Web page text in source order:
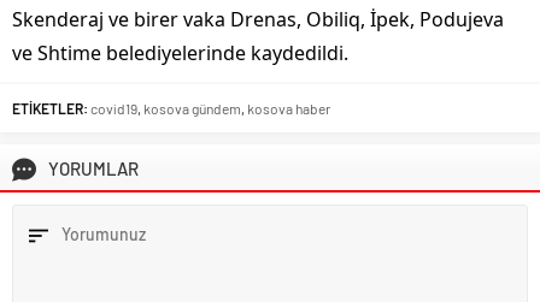
Skenderaj ve birer vaka Drenas, Obiliq, İpek, Podujeva
ve Shtime belediyelerinde kaydedildi.
ETİKETLER: covid19, kosova gündem, kosova haber
YORUMLAR